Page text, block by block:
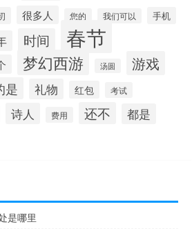
很多人 您的 我们可以
手机
时间 春节
梦幻西游 汤圆 游戏
是 礼物 红包 考试
诗人 费用 还不 都是
是哪里